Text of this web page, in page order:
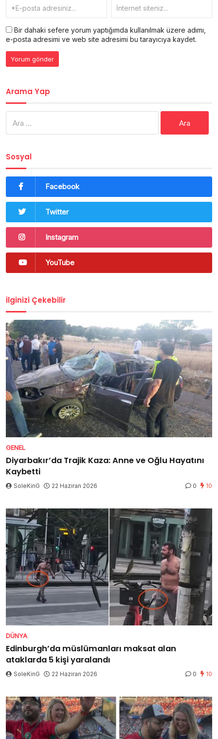
Bir dahaki sefere yorum yaptığımda kullanılmak üzere adımı,
e-posta adresimi ve web site adresimi bu tarayıcıya kaydet.
Arama Yap
Sosyal
Facebook
Twitter
Instagram
YouTube
İlginizi Çekebilir
GENEL
Diyarbakır’da Trajik Kaza: Anne ve Oğlu Hayatını
Kaybetti
SoleKinG 22 Haziran 2026 0 10
DÜNYA
Edinburgh’da müslümanları maksat alan
ataklarda 5 kişi yaralandı
SoleKinG 22 Haziran 2026 0 10